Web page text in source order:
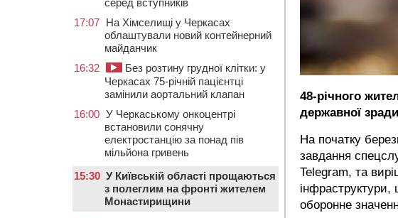
48-річного
державної
На початку
завдання
Telegram, та
оборонне
серед вступників
17:07 На Хімселищі у Черкасах
облаштували новий контейнерний
майданчик
16:32
Без розтину грудної клітки: у
Черкасах 75-річній пацієнтці
замінили аортальний клапан
16:00 У Черкаському онкоцентрі
встановили сонячну
електростанцію за понад пів
мільйона гривень
15:30 У Київській області прощаються
з полеглим на фронті жителем
Монастирищини